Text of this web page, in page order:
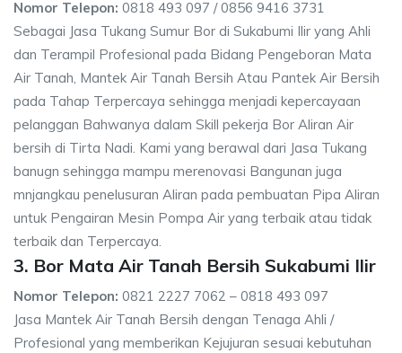
Nomor Telepon: 0818 493 097 / 0856 9416 3731
Sebagai Jasa Tukang Sumur Bor di Sukabumi Ilir yang Ahli
dan Terampil Profesional pada Bidang Pengeboran Mata
Air Tanah, Mantek Air Tanah Bersih Atau Pantek Air Bersih
pada Tahap Terpercaya sehingga menjadi kepercayaan
pelanggan Bahwanya dalam Skill pekerja Bor Aliran Air
bersih di Tirta Nadi. Kami yang berawal dari Jasa Tukang
banugn sehingga mampu merenovasi Bangunan juga
mnjangkau penelusuran Aliran pada pembuatan Pipa Aliran
untuk Pengairan Mesin Pompa Air yang terbaik atau tidak
terbaik dan Terpercaya.
3. Bor Mata Air Tanah Bersih Sukabumi Ilir
Nomor Telepon: 0821 2227 7062 – 0818 493 097
Jasa Mantek Air Tanah Bersih dengan Tenaga Ahli /
Profesional yang memberikan Kejujuran sesuai kebutuhan